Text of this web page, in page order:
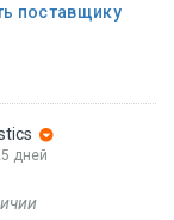
поставщику
дней